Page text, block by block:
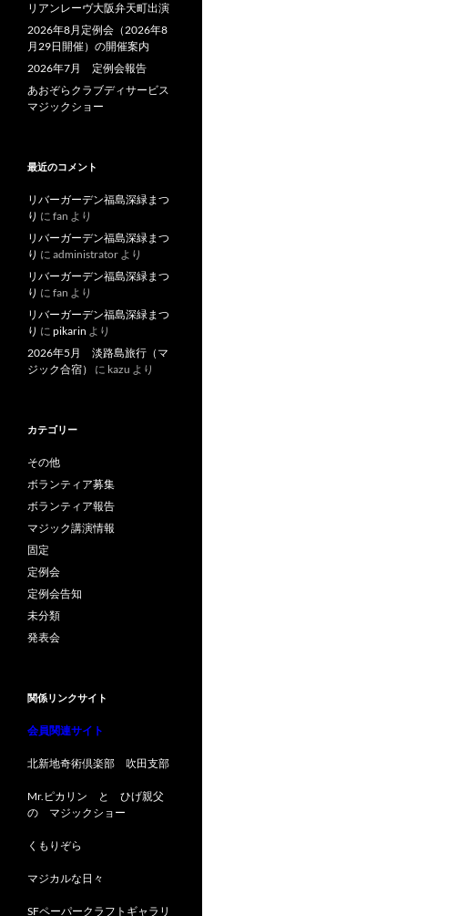
リアンレーヴ大阪弁天町出演
2026年8月定例会（2026年8
月29日開催）の開催案内
2026年7月 定例会報告
あおぞらクラブディサービス
マジックショー
最近のコメント
リバーガーデン福島深緑まつ
り に fan より
リバーガーデン福島深緑まつ
り に administrator より
リバーガーデン福島深緑まつ
り に fan より
リバーガーデン福島深緑まつ
り に pikarin より
2026年5月 淡路島旅行（マ
ジック合宿）
に kazu より
カテゴリー
その他
ボランティア募集
ボランティア報告
マジック講演情報
固定
定例会
定例会告知
未分類
発表会
関係リンクサイト
会員関連サイト
北新地奇術倶楽部 吹田支部
Mr.ピカリン と ひげ親父
の マジックショー
くもりぞら
マジカルな日々
SFペーパークラフトギャラリ